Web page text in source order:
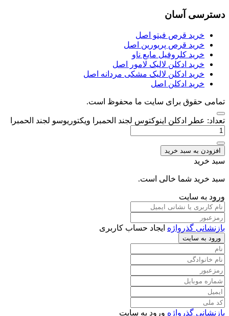
دسترسی آسان
خرید قرص فیتو اصل
خرید قرص پریورین اصل
خرید کلروفیل مایع ناو
خرید ادکلن لالیک لامور اصل
خرید ادکلن لالیک مشکی مردانه اصل
خرید ادکلن اصل
تمامی حقوق برای سایت ما محفوظ است.
تعداد: عطر ادکلن اینوکتوس لجند الحمبرا ویکتوریوسو لجند الحمبرا
افزودن به سبد خرید
سبد خرید
سبد خرید شما خالی است.
ورود به سایت
بازنشانی گذرواژه ایجاد حساب کاربری
ورود به سایت
بازنشانی گذرواژه ورود به سایت